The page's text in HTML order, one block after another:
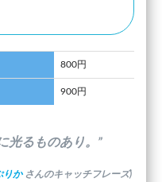
800円
900円
光るものあり。”
りか さんのキャッチフレーズ)